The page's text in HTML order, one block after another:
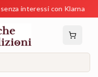
interessi con Klarna